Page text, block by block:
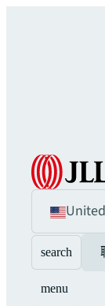
search
menu